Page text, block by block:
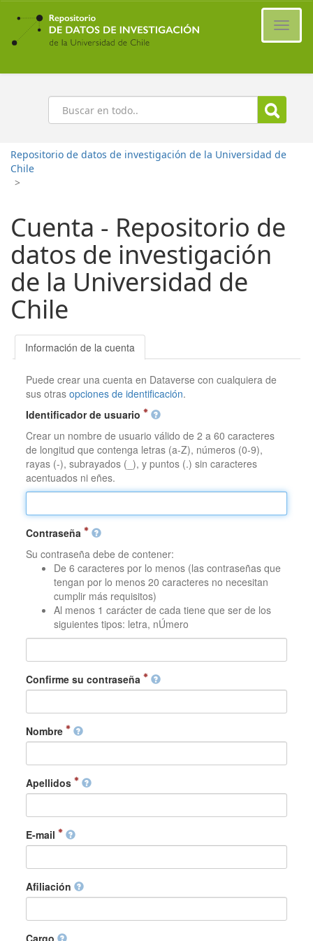
Ir
contenido
principal
Buscar
Repositorio de datos de investigación de la Universidad de
Chile
>
Cuenta - Repositorio de
datos de investigación
de la Universidad de
Chile
Información de la cuenta
Puede crear una cuenta en Dataverse con cualquiera de
sus otrasopciones de identificación.
Identificador de usuario
Crear un nombre de usuario válido de 2 a 60 caracteres
de longitud que contenga letras (a-Z), números (0-9),
rayas (-), subrayados (_), y puntos (.) sin caracteres
acentuados ni eñes.
Contraseña
Su contraseña debe de contener:
De 6 caracteres por lo menos (las contraseñas que
tengan por lo menos 20 caracteres no necesitan
cumplir más requisitos)
Al menos 1 carácter de cada tiene que ser de los
siguientes tipos: letra, nÚmero
Confirme su contraseña
Nombre
Apellidos
E-mail
Afiliación
Cargo